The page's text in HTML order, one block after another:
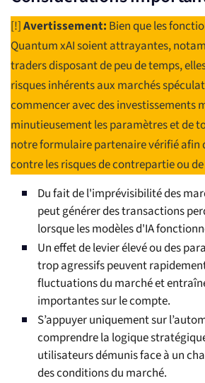
[!]Avertissement: Bien que les
Quantum xAI soient attrayantes,
traders disposant de peu de temps,
risques inhérents aux marchés
commencer avec des investissements
minutieusement les paramètres et de
notre formulaire partenaire vérifié afin
contre les risques de contrepartie ou
Du fait de l'imprévisibilité des
peut générer des transactions
lorsque les modèles d'IA
Un effet de levier élevé ou des
trop agressifs peuvent
fluctuations du marché et
importantes sur le compte.
S’appuyer uniquement sur
comprendre la logique
utilisateurs démunis face à un
des conditions du marché.